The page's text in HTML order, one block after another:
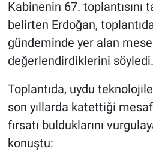
Kabinenin 67. toplantısını
belirten Erdoğan,
gündeminde yer alan
değerlendirdiklerini söyledi.
Toplantıda, uydu
son yıllarda katettiği
fırsatı bulduklarını
konuştu: